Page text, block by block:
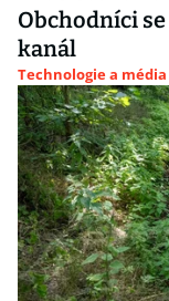
Obchodníci
kanál
Technologie a média